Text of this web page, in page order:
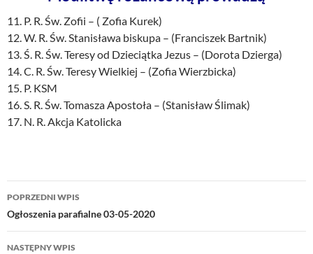
11. P. R. Św. Zofii – ( Zofia Kurek)
12. W. R. Św. Stanisława biskupa – (Franciszek Bartnik)
13. Ś. R. Św. Teresy od Dzieciątka Jezus – (Dorota Dzierga)
14. C. R. Św. Teresy Wielkiej – (Zofia Wierzbicka)
15. P. KSM
16. S. R. Św. Tomasza Apostoła – (Stanisław Ślimak)
17. N. R. Akcja Katolicka
Nawigacja
wpisu
POPRZEDNI WPIS
Ogłoszenia parafialne 03-05-2020
NASTĘPNY WPIS